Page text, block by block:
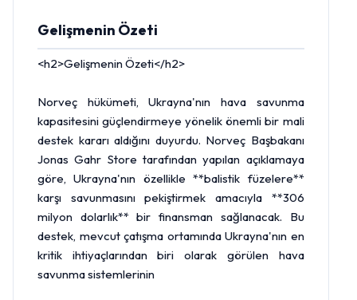
Gelişmenin Özeti
<h2>Gelişmenin Özeti</h2>
Norveç hükümeti, Ukrayna'nın hava savunma
kapasitesini güçlendirmeye yönelik önemli bir mali
destek kararı aldığını duyurdu. Norveç Başbakanı
Jonas Gahr Store tarafından yapılan açıklamaya
göre, Ukrayna'nın özellikle **balistik füzelere**
karşı savunmasını pekiştirmek amacıyla **306
milyon dolarlık** bir finansman sağlanacak. Bu
destek, mevcut çatışma ortamında Ukrayna'nın en
kritik ihtiyaçlarından biri olarak görülen hava
savunma sistemlerinin